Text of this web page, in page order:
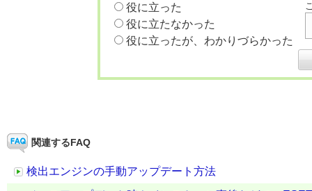
役に立った
役に立たなかった
役に立ったが、わかりづらかった
関連するFAQ
検出エンジンの手動アップデート方法